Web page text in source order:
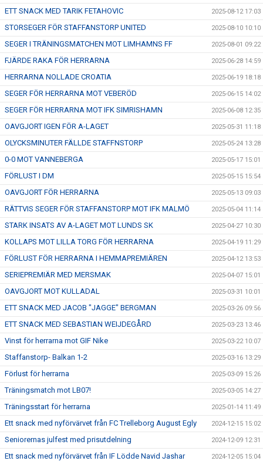
ETT SNACK MED TARIK FETAHOVIC 2025-08-12 17:03
STORSEGER FÖR STAFFANSTORP UNITED 2025-08-10 10:10
SEGER I TRÄNINGSMATCHEN MOT LIMHAMNS FF 2025-08-01 09:22
FJÄRDE RAKA FÖR HERRARNA 2025-06-28 14:59
HERRARNA NOLLADE CROATIA 2025-06-19 18:18
SEGER FÖR HERRARNA MOT VEBERÖD 2025-06-15 14:02
SEGER FÖR HERRARNA MOT IFK SIMRISHAMN 2025-06-08 12:35
OAVGJORT IGEN FÖR A-LAGET 2025-05-31 11:18
OLYCKSMINUTER FÄLLDE STAFFNSTORP 2025-05-24 13:28
0-0 MOT VANNEBERGA 2025-05-17 15:01
FÖRLUST I DM 2025-05-15 15:54
OAVGJORT FÖR HERRARNA 2025-05-13 09:03
RÄTTVIS SEGER FÖR STAFFANSTORP MOT IFK MALMÖ 2025-05-04 11:14
STARK INSATS AV A-LAGET MOT LUNDS SK 2025-04-27 10:30
KOLLAPS MOT LILLA TORG FÖR HERRARNA 2025-04-19 11:29
FÖRLUST FÖR HERRARNA I HEMMAPREMIÄREN 2025-04-12 13:53
SERIEPREMIÄR MED MERSMAK 2025-04-07 15:01
OAVGJORT MOT KULLADAL 2025-03-31 10:01
ETT SNACK MED JACOB "JAGGE" BERGMAN 2025-03-26 09:56
ETT SNACK MED SEBASTIAN WEIJDEGÅRD 2025-03-23 13:46
Vinst för herrarna mot GIF Nike 2025-03-22 10:07
Staffanstorp- Balkan 1-2 2025-03-16 13:29
Förlust för herrarna 2025-03-09 15:26
Träningsmatch mot LB07! 2025-03-05 14:27
Träningsstart för herrarna 2025-01-14 11:49
Ett snack med nyförvärvet från FC Trelleborg August Egly 2024-12-15 15:02
Seniorernas julfest med prisutdelning 2024-12-09 12:31
Ett snack med nyförvärvet från IF Lödde Navid Jashar 2024-12-05 15:04